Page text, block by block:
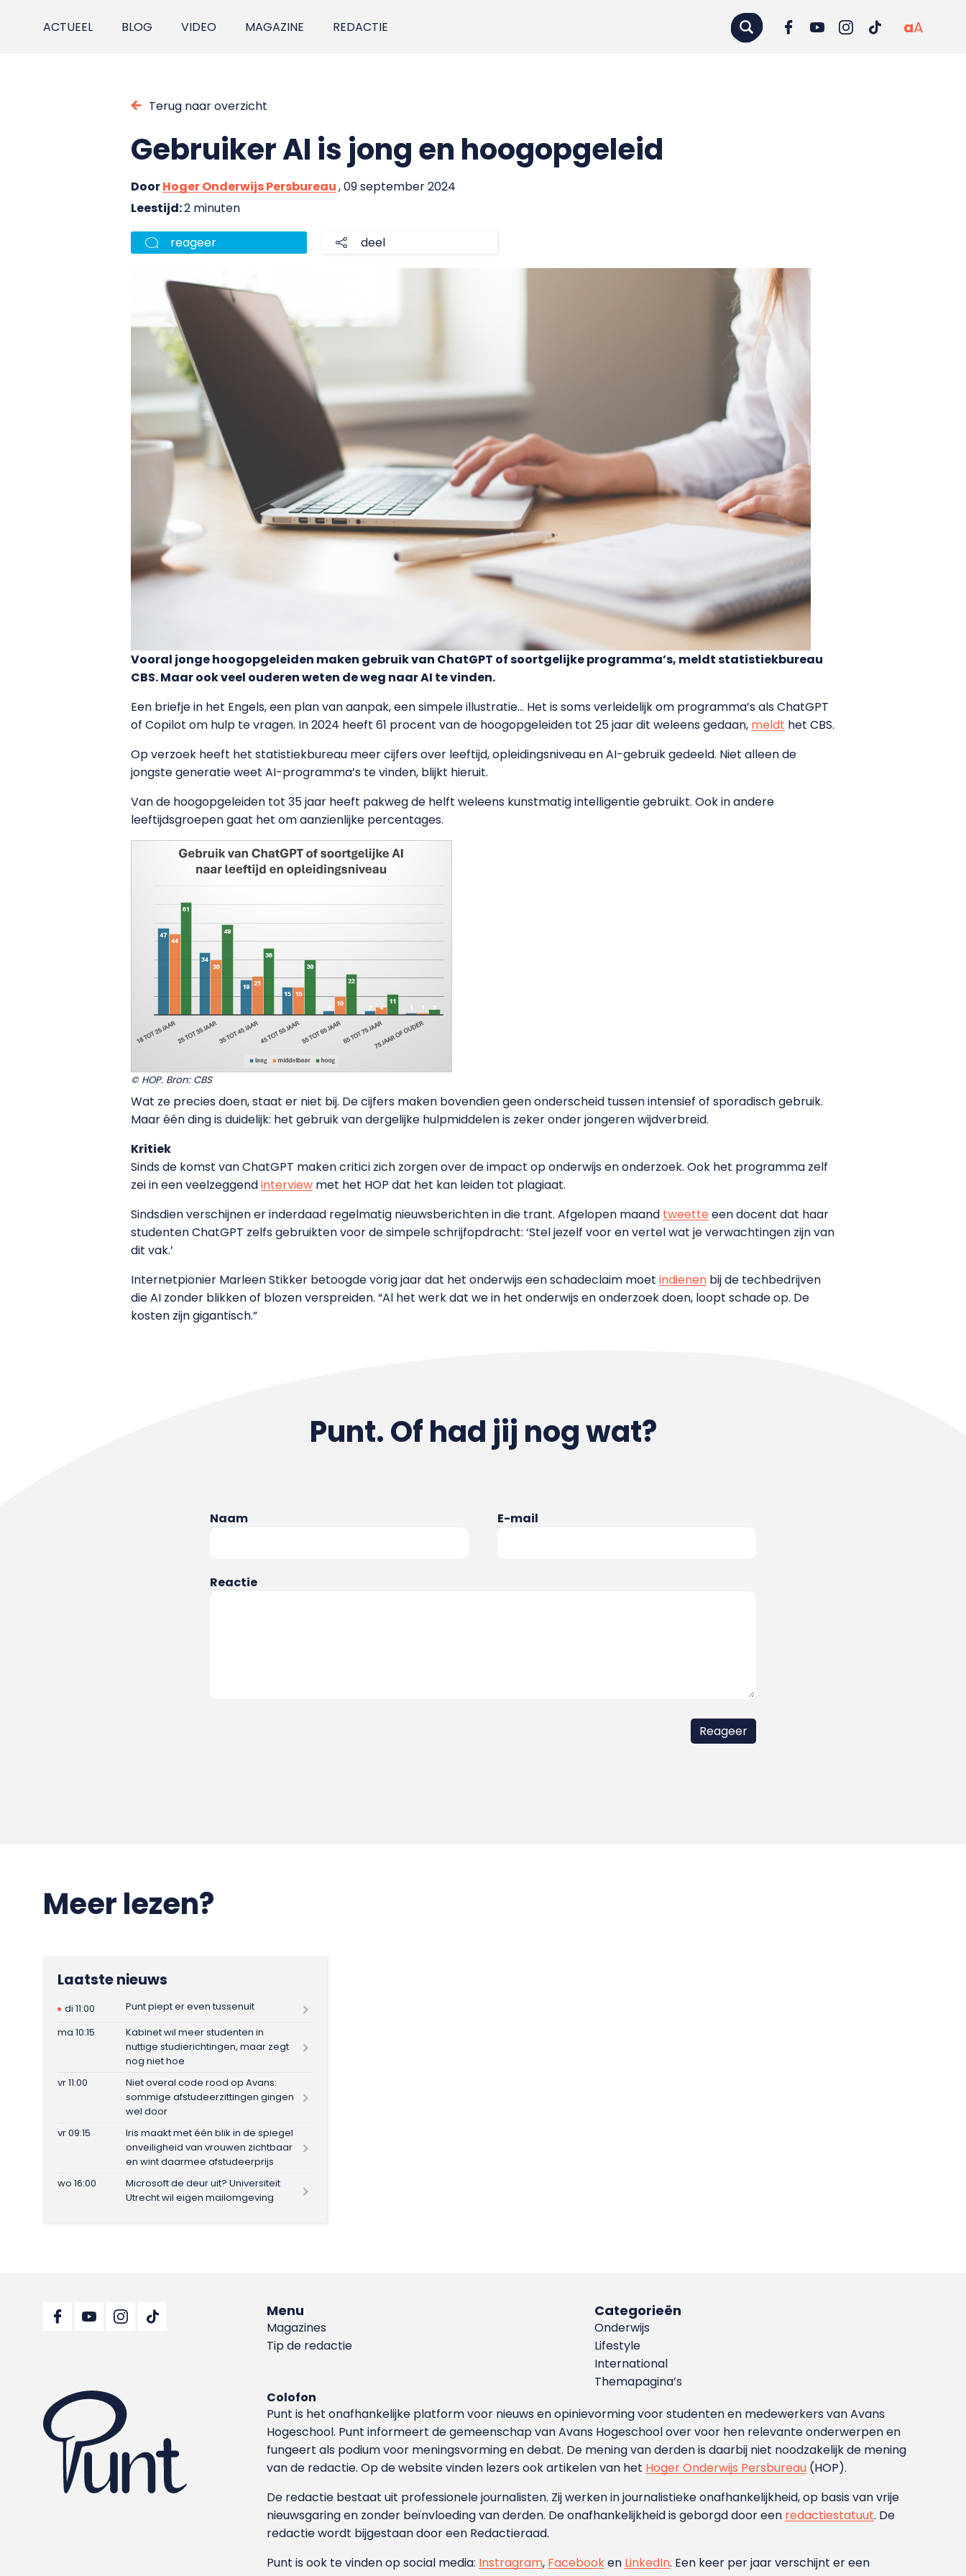
ACTUEEL BLOG VIDEO MAGAZINE REDACTIE aA
Terug naar overzicht
Gebruiker AI is jong en hoogopgeleid
DoorHoger Onderwijs Persbureau, 09 september 2024
Leestijd:2 minuten
reageer deel
Vooral jonge hoogopgeleiden maken gebruik van ChatGPT of soortgelijke programma’s, meldt statistiekbureau
CBS. Maar ook veel ouderen weten de weg naar AI te vinden.
Een briefje in het Engels, een plan van aanpak, een simpele illustratie… Het is soms verleidelijk om programma’s als ChatGPT
of Copilot om hulp te vragen. In 2024 heeft 61 procent van de hoogopgeleiden tot 25 jaar dit weleens gedaan, meldt het CBS.
Op verzoek heeft het statistiekbureau meer cijfers over leeftijd, opleidingsniveau en AI-gebruik gedeeld. Niet alleen de
jongste generatie weet AI-programma’s te vinden, blijkt hieruit.
Van de hoogopgeleiden tot 35 jaar heeft pakweg de helft weleens kunstmatig intelligentie gebruikt. Ook in andere
leeftijdsgroepen gaat het om aanzienlijke percentages.
© HOP. Bron: CBS
Wat ze precies doen, staat er niet bij. De cijfers maken bovendien geen onderscheid tussen intensief of sporadisch gebruik.
Maar één ding is duidelijk: het gebruik van dergelijke hulpmiddelen is zeker onder jongeren wijdverbreid.
Kritiek
Sinds de komst van ChatGPT maken critici zich zorgen over de impact op onderwijs en onderzoek. Ook het programma zelf
zei in een veelzeggendinterview met het HOP dat het kan leiden tot plagiaat.
Sindsdien verschijnen er inderdaad regelmatig nieuwsberichten in die trant. Afgelopen maand tweetteeen docent dat haar
studenten ChatGPT zelfs gebruikten voor de simpele schrijfopdracht: ‘Stel jezelf voor en vertel wat je verwachtingen zijn van
dit vak.’
Internetpionier Marleen Stikker betoogde vorig jaar dat het onderwijs een schadeclaim moet indienen bij de techbedrijven
die AI zonder blikken of blozen verspreiden. “Al het werk dat we in het onderwijs en onderzoek doen, loopt schade op. De
kosten zijn gigantisch.”
Punt. Of had jij nog wat?
Naam E-mail
Reactie
Meer lezen?
Laatste nieuws
di 11:00
Punt piept er even tussenuit
ma 10:15
Kabinet wil meer studenten in
nuttige studierichtingen, maar zegt
nog niet hoe
vr 11:00
Niet overal code rood op Avans:
sommige afstudeerzittingen gingen
wel door
vr 09:15
Iris maakt met één blik in de spiegel
onveiligheid van vrouwen zichtbaar
en wint daarmee afstudeerprijs
wo 16:00
Microsoft de deur uit? Universiteit
Utrecht wil eigen mailomgeving
Menu
Magazines
Tip de redactie
Categorieën
Onderwijs
Lifestyle
International
Themapagina’s
Colofon
Punt is het onafhankelijke platform voor nieuws en opinievorming voor studenten en medewerkers van Avans
Hoge­school. Punt informeert de gemeenschap van Avans Hogeschool over voor hen relevante onderwerpen en
fungeert als podium voor meningsvorming en debat. De mening van derden is daarbij niet noodzakelijk de mening
van de redactie. Op de website vinden lezers ook artikelen van het Hoger Onderwijs Persbureau (HOP).
De redactie bestaat uit professionele journalisten. Zij werken in journalistieke onafhankelijkheid, op basis van vrije
nieuwsgaring en zonder beïnvloeding van derden. De onafhankelijkheid is geborgd door een redactiestatuut. De
redactie wordt bijgestaan door een Redactieraad.
Punt is ook te vinden op social media: Instragram, Facebooken LinkedIn. Een keer per jaar verschijnt er een